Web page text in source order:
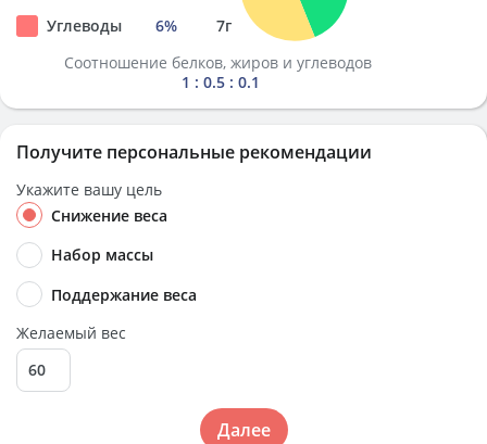
Углеводы
6% 7г
Соотношение белков, жиров и углеводов
1 : 0.5 : 0.1
Получите персональные рекомендации
Укажите вашу цель
Снижение веса
Набор массы
Поддержание веса
Желаемый вес
Далее